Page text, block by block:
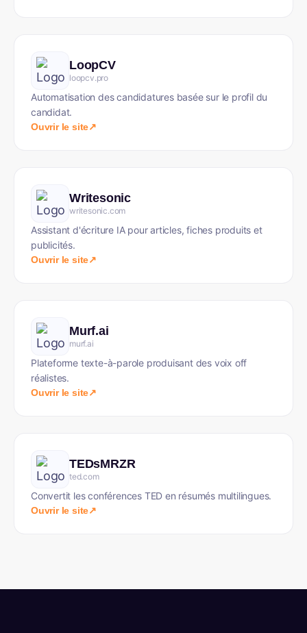
LoopCV
loopcv.pro
Automatisation des candidatures basée sur le profil du
candidat.
Ouvrir le site↗
Writesonic
writesonic.com
Assistant d'écriture IA pour articles, fiches produits et
publicités.
Ouvrir le site↗
Murf.ai
murf.ai
Plateforme texte-à-parole produisant des voix off
réalistes.
Ouvrir le site↗
TEDsMRZR
ted.com
Convertit les conférences TED en résumés multilingues.
Ouvrir le site↗